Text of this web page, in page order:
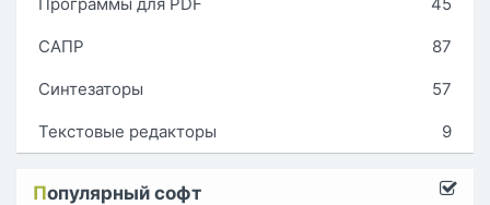
САПР 87
Синтезаторы 57
Текстовые редакторы 9
Популярный софт